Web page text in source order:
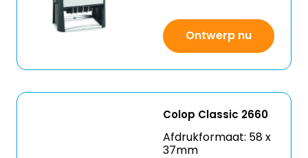
Ontwerp nu
Colop Classic 2660
Afdrukformaat: 58 x
37mm